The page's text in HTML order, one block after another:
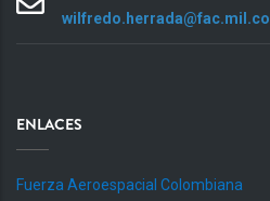
wilfredo.herrada@fac.mil.co
ENLACES
Fuerza Aeroespacial Colombiana